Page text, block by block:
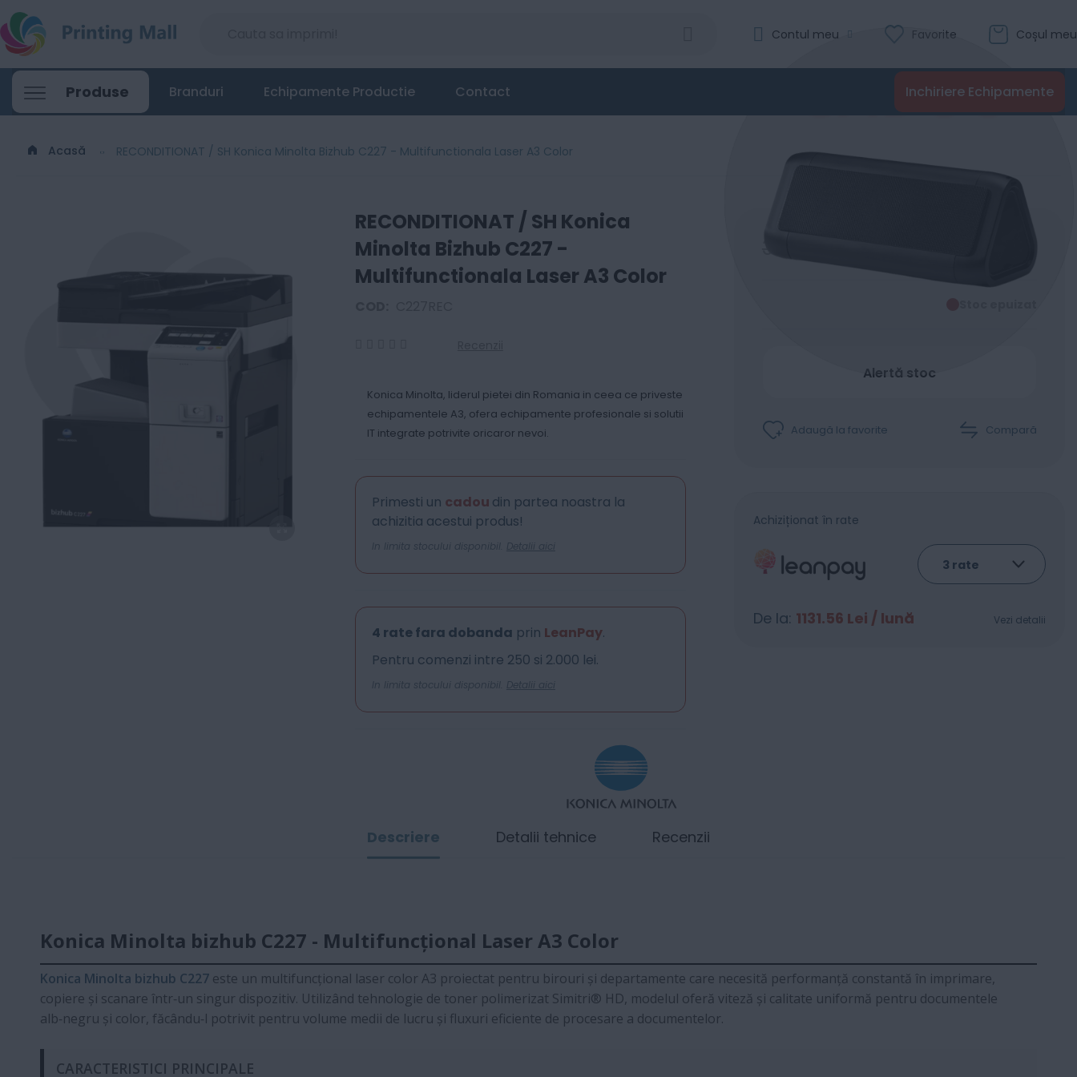
Coșul meu
Favorite
Contul meu
Produse Inchiriere Echipamente
Branduri Echipamente Productie Contact
Acasă RECONDITIONAT / SH Konica Minolta Bizhub C227 - Multifunctionala Laser A3 Color
RECONDITIONAT / SH Konica
Minolta Bizhub C227 -
Multifunctionala Laser A3 Color
Konica Minolta, liderul pietei din Romania in ceea ce priveste
echipamentele A3, ofera echipamente profesionale si solutii
IT integrate potrivite oricaror nevoi.
Primesti un cadou din partea noastra la
achizitia acestui produs!
In limita stocului disponibil. Detalii aici
4 rate fara dobanda prin LeanPay.
Pentru comenzi intre 250 si 2.000 lei.
In limita stocului disponibil. Detalii aici
3898
Alertă stoc
Adaugă la favorite Compară
Achiziționat în rate
De la: 1131.56 Lei / lună Vezi detalii
Descriere
Konica Minolta bizhub C227 - Multifuncțional Laser A3 Color
Konica Minolta bizhub C227 este un multifuncțional laser color A3 proiectat pentru birouri și departamente care necesită performanță constantă în imprimare,
copiere și scanare într‑un singur dispozitiv. Utilizând tehnologie de toner polimerizat Simitri® HD, modelul oferă viteză și calitate uniformă pentru documentele
alb‑negru și color, făcându‑l potrivit pentru volume medii de lucru și fluxuri eficiente de procesare a documentelor.
CARACTERISTICI PRINCIPALE
Detalii tehnice Recenzii